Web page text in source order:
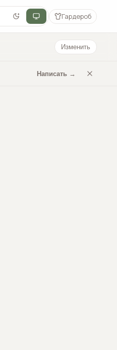
Гардероб
Изменить
Написать →